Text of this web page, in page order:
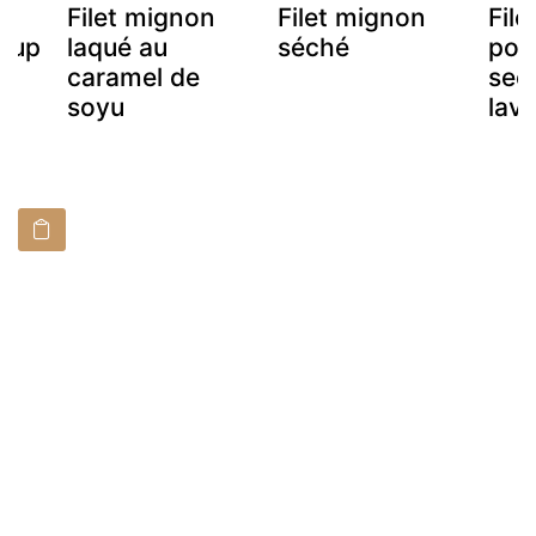
Filet mignon
laqué au
caramel de
soyu
Filet mignon
séché